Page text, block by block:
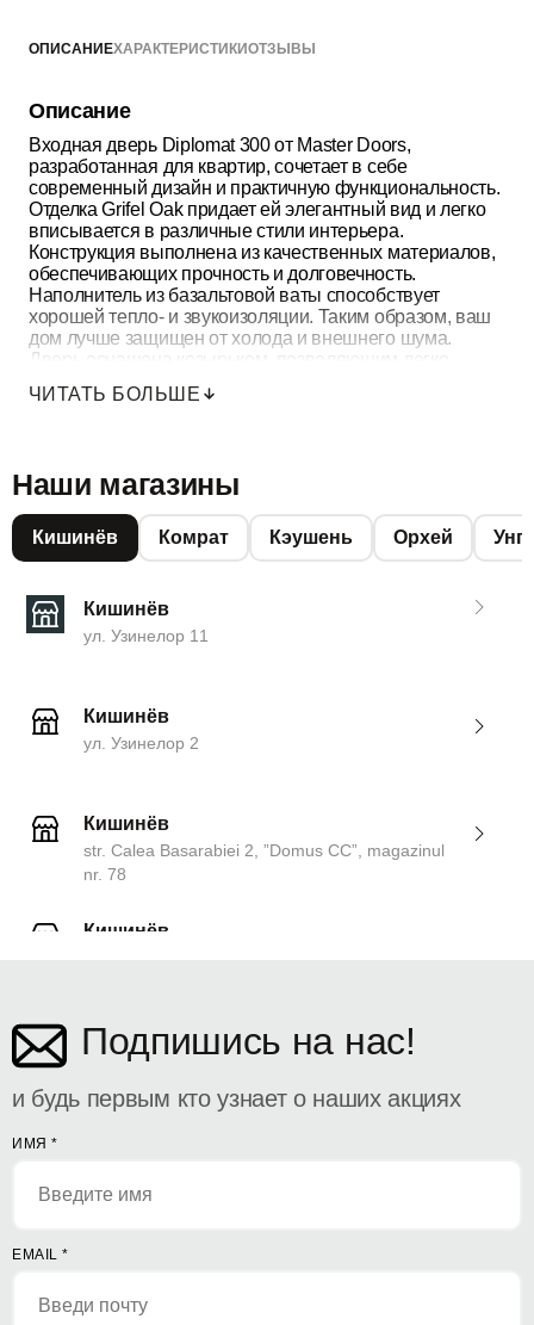
ОПИСАНИЕХАРАКТЕРИСТИКИОТЗЫВЫ
Описание
Входная дверь Diplomat 300 от Master Doors,
разработанная для квартир, сочетает в себе
современный дизайн и практичную функциональность.
Отделка Grifel Oak придает ей элегантный вид и легко
вписывается в различные стили интерьера.
Конструкция выполнена из качественных материалов,
обеспечивающих прочность и долговечность.
Наполнитель из базальтовой ваты способствует
хорошей тепло- и звукоизоляции. Таким образом, ваш
дом лучше защищен от холода и внешнего шума.
Дверь оснащена козырьком, позволяющим легко
безопасное, эстетичное и комфортное решение для
ЧИТАТЬ БОЛЬШЕ
Наши магазины
Кишинёв Комрат Кэушень Орхей
Кишинёв
ул. Узинелор 11
Кишинёв
ул. Узинелор 2
Кишинёв
str. Calea Basarabiei 2, ”Domus CC”, magazinul
nr. 78
Кишинёв
Подпишись на нас!
и будь первым кто узнает о наших акциях
ИМЯ *
EMAIL *